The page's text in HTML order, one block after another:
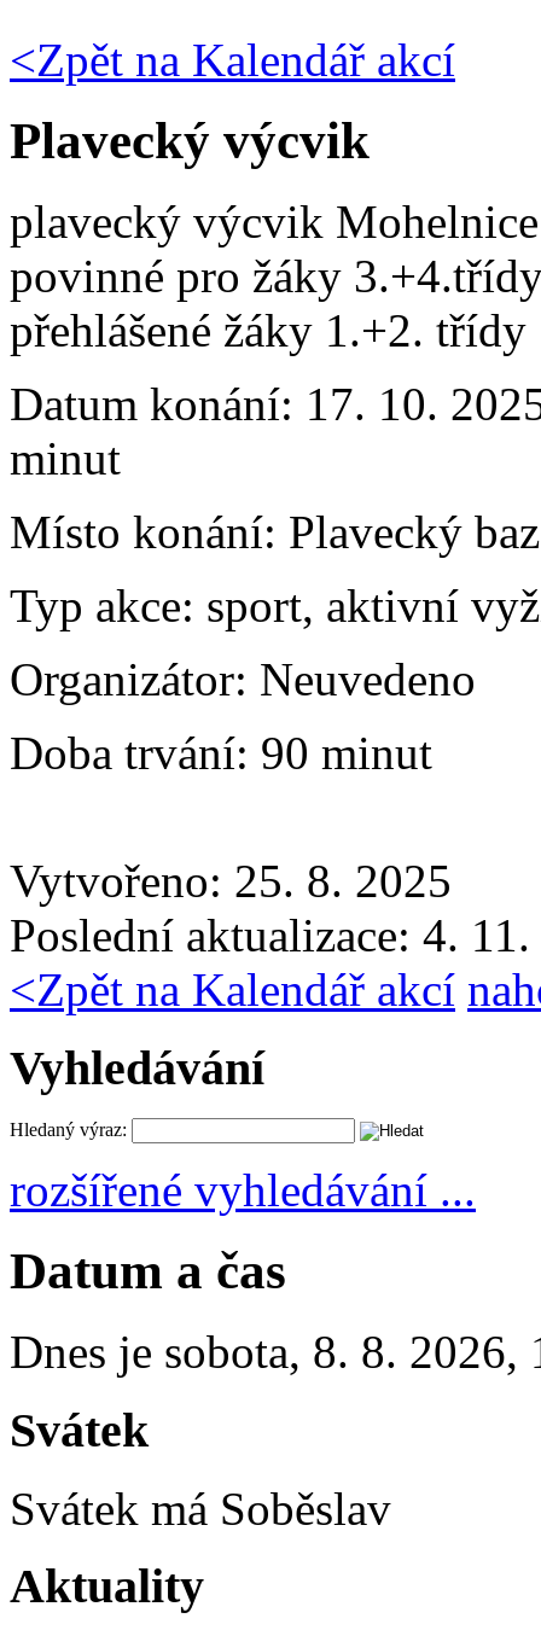
<Zpět na Kalendář akcí
Plavecký výcvik
plavecký výcvik Mohelnice
povinné pro žáky
přehlášené žáky 1.+2. třídy
Datum konání: 17. 10.
minut
Místo konání: Plavecký
Typ akce: sport, aktivní
Organizátor: Neuvedeno
Doba trvání: 90 minut
Vytvořeno: 25. 8. 2025
Poslední aktualizace: 4.
<Zpět na Kalendář akcí
Vyhledávání
Hledaný výraz:
rozšířené vyhledávání ...
Datum a čas
Dnes je sobota, 8. 8. 2026,
Svátek
Svátek má Soběslav
Aktuality